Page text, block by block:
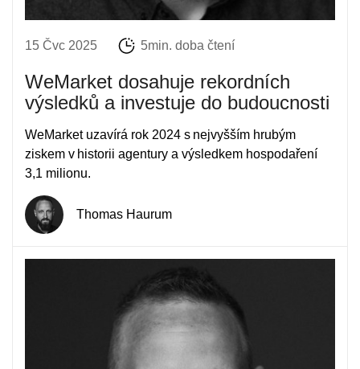
15 Čvc 2025 5min. doba čtení
WeMarket dosahuje rekordních
výsledků a investuje do budoucnosti
WeMarket uzavírá rok 2024 s nejvyšším hrubým
ziskem v historii agentury a výsledkem hospodaření
3,1 milionu.
Thomas Haurum